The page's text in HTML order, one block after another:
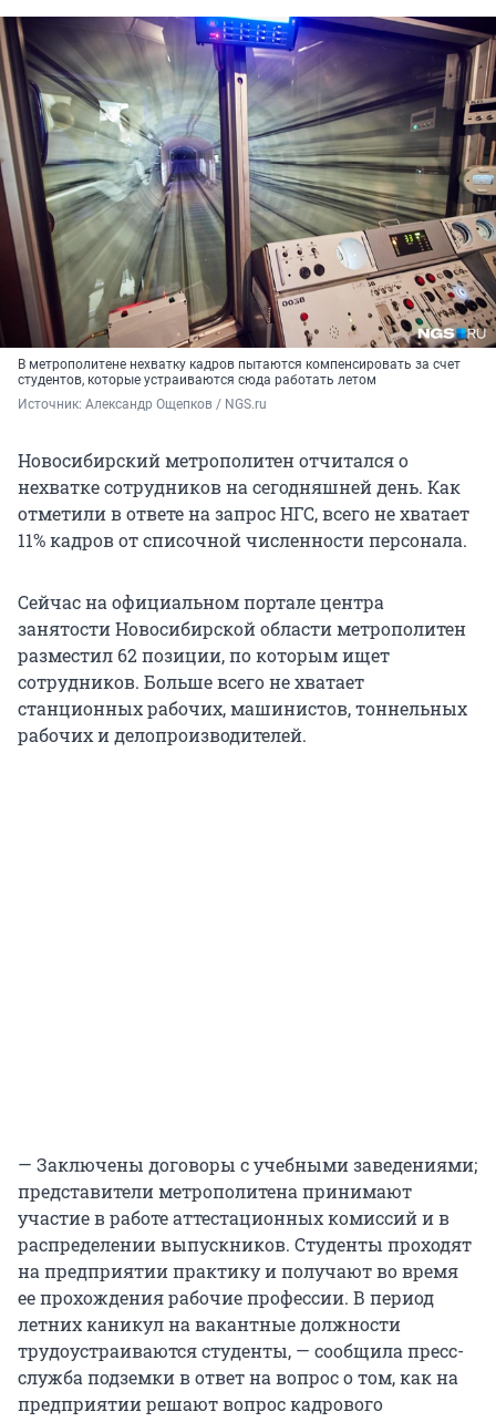
В метрополитене нехватку кадров пытаются компенсировать за счет
студентов, которые устраиваются сюда работать летом
Источник: Александр Ощепков / NGS.ru
Новосибирский метрополитен отчитался о
нехватке сотрудников на сегодняшней день. Как
отметили в ответе на запрос НГС, всего не хватает
11% кадров от списочной численности персонала.
Сейчас на официальном портале центра
занятости Новосибирской области метрополитен
разместил 62 позиции, по которым ищет
сотрудников. Больше всего не хватает
станционных рабочих, машинистов, тоннельных
рабочих и делопроизводителей.
— Заключены договоры с учебными заведениями;
представители метрополитена принимают
участие в работе аттестационных комиссий и в
распределении выпускников. Студенты проходят
на предприятии практику и получают во время
ее прохождения рабочие профессии. В период
летних каникул на вакантные должности
трудоустраиваются студенты, — сообщила пресс-
служба подземки в ответ на вопрос о том, как на
предприятии решают вопрос кадрового